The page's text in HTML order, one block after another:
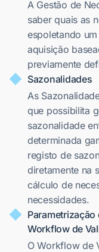
A Gestão de
saber quais as
espoletando
aquisição
previamente
Sazonalidades
As
que possibilita
sazonalidade
determinada
registo de
diretamente na
cálculo de
necessidades.
Workflow de
O Workflow de